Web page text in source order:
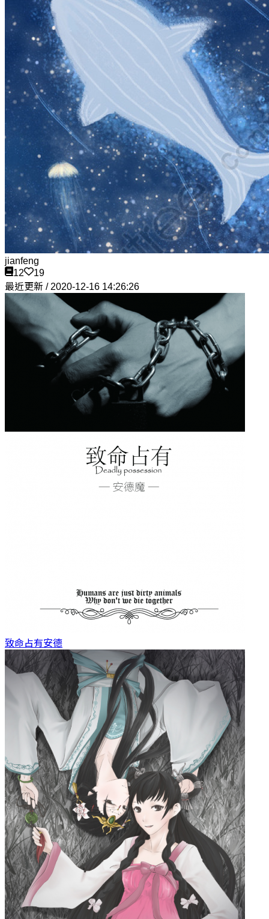
jianfeng
12
19
最近更新 / 2020-12-16 14:26:26
致命占有安德